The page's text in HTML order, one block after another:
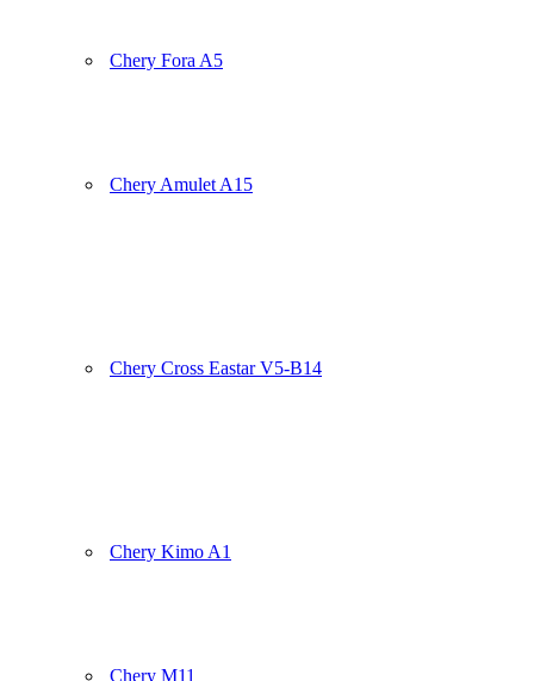
Chery Fora A5
Chery Amulet A15
Chery Cross Eastar V5-B14
Chery Kimo A1
Chery M11